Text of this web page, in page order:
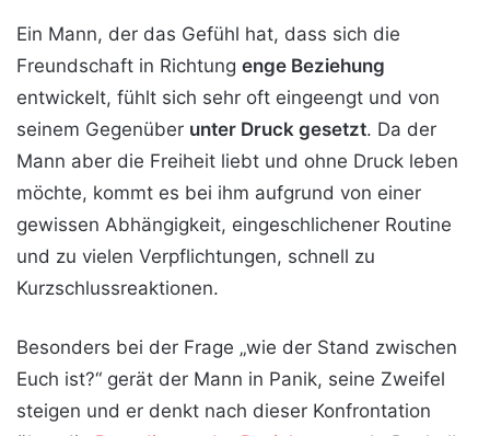
Ein Mann, der das Gefühl hat, dass sich die
Freundschaft in Richtung enge Beziehung
entwickelt, fühlt sich sehr oft eingeengt und von
seinem Gegenüber unter Druck gesetzt. Da der
Mann aber die Freiheit liebt und ohne Druck leben
möchte, kommt es bei ihm aufgrund von einer
gewissen Abhängigkeit, eingeschlichener Routine
und zu vielen Verpflichtungen, schnell zu
Kurzschlussreaktionen.
Besonders bei der Frage „wie der Stand zwischen
Euch ist?“ gerät der Mann in Panik, seine Zweifel
steigen und er denkt nach dieser Konfrontation